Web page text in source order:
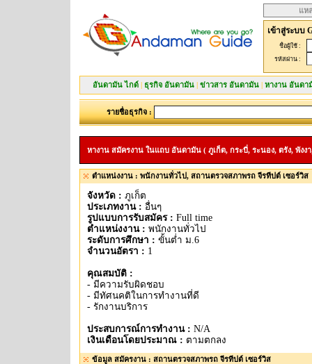
แห
เข้าสู่ระบบ
ชื่อผู้ใช้ :
รหัสผ่าน :
อันดามัน ไกด์ | ธุรกิจ อันดามัน | ข่าวสาร อันดามัน | หางาน อันดา
รายชื่อธุรกิจ :
หางาน สมัครงาน ในแถบ อันดามัน ( ภูเก็ต, กระบี่, ระนอง, ตรัง, พังง
ตำแหน่งงาน : พนักงานทั่วไป, สถานตรวจสภาพรถ จีรทีปต์ เซอร์วิส
จังหวัด : ภูเก็ต
ประเภทงาน : อื่นๆ
รูปแบบการรับสมัคร : Full time
ตำแหน่งงาน : พนักงานทั่วไป
ระดับการศึกษา : ขั้นต่ำ ม.6
จำนวนอัตรา : 1
คุณสมบัติ :
- มีความรับผิดชอบ
- มีทัศนคติในการทำงานที่ดี
- รักงานบริการ
ประสบการณ์การทำงาน : N/A
เงินเดือนโดยประมาณ : ตามตกลง
ข้อมูล สมัครงาน : สถานตรวจสภาพรถ จีรทีปต์ เซอร์วิส